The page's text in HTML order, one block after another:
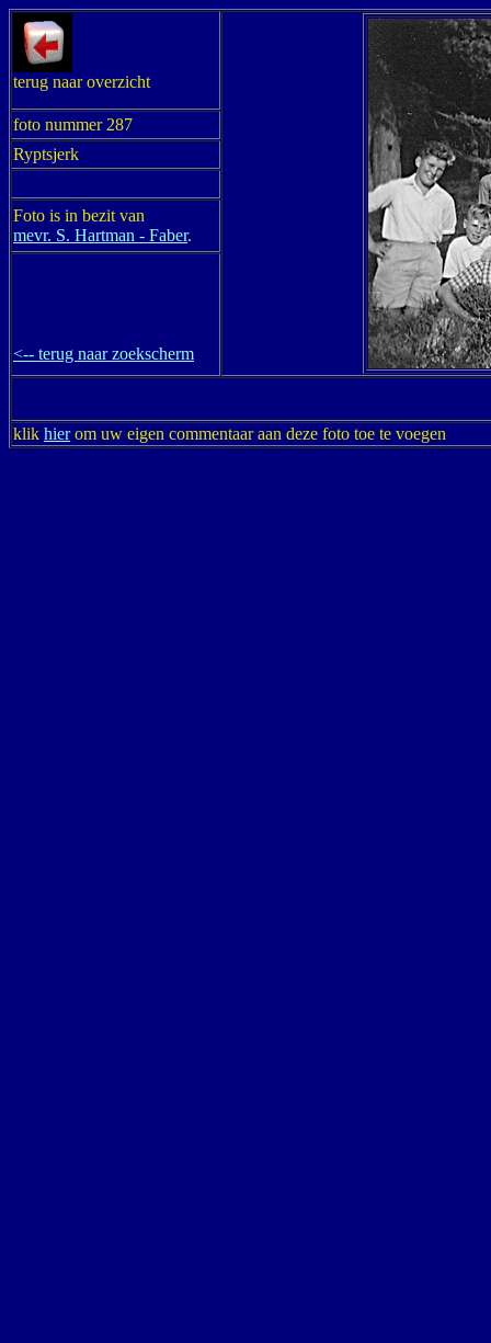
terug naar overzicht
foto nummer 287
Ryptsjerk
Foto is in bezit van
mevr. S. Hartman - Faber.
<-- terug naar zoekscherm
klik hierom uw eigen commentaar aan deze foto toe te voegen